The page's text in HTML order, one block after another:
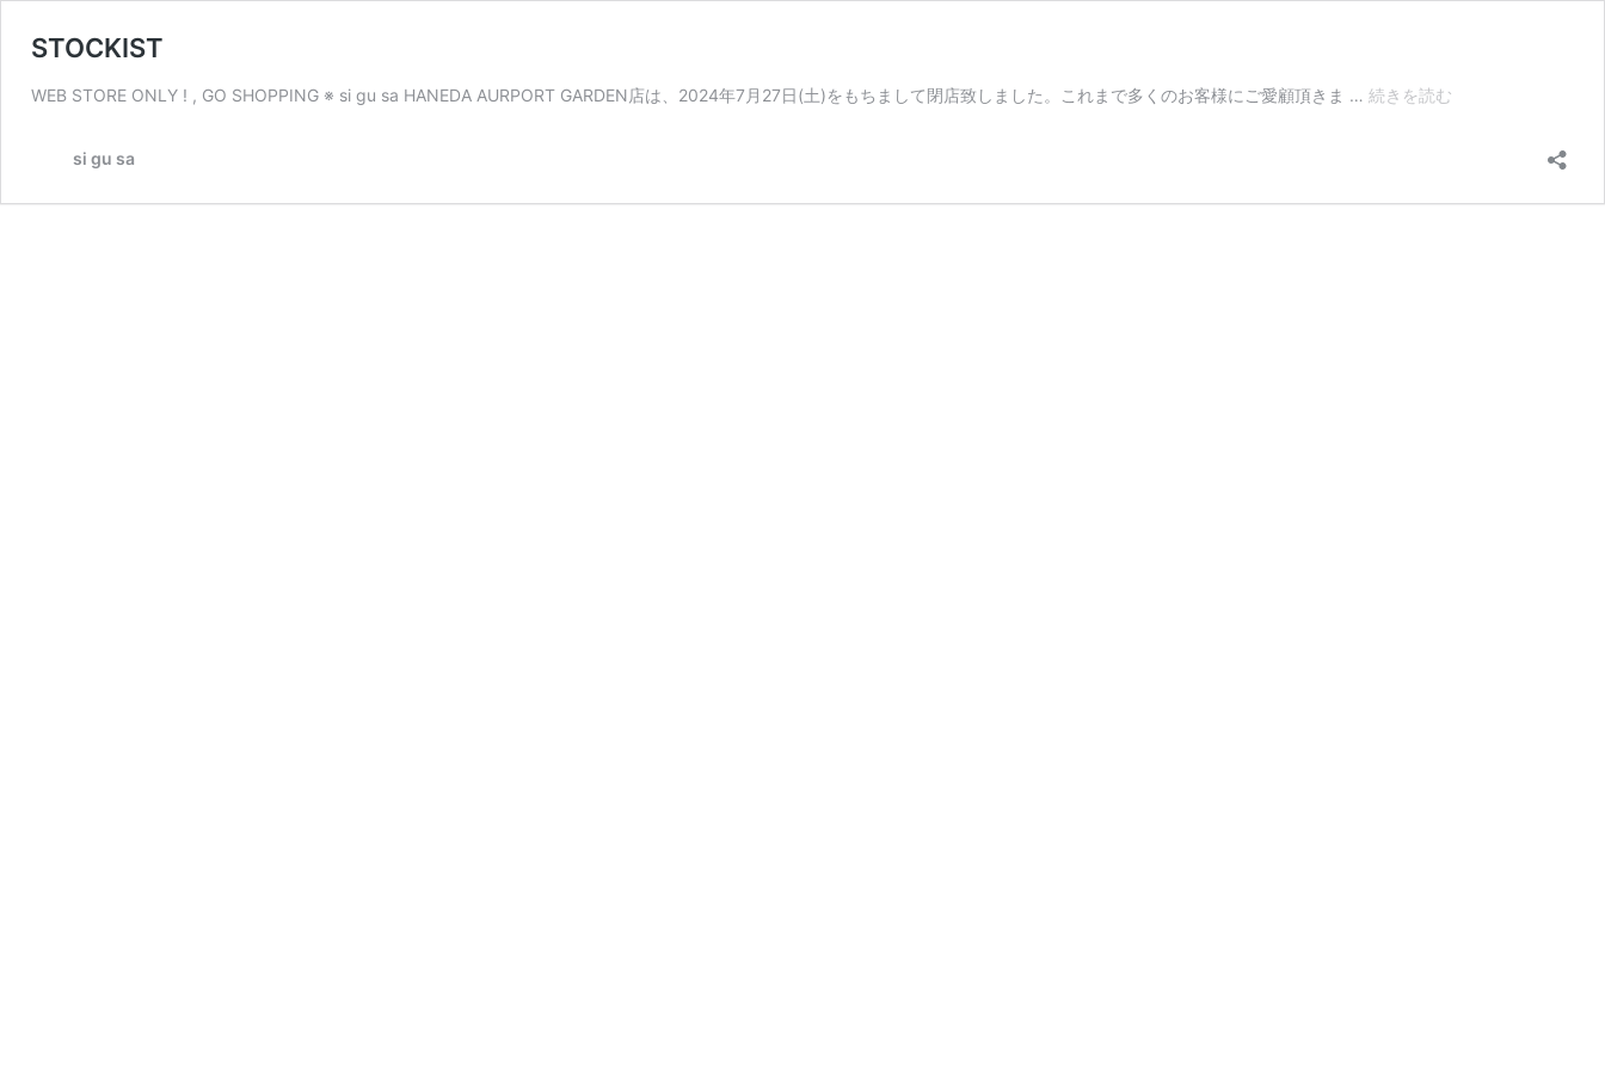
STOCKIST
WEB STORE ONLY ! , GO SHOPPING ※ si gu sa HANEDA AURPORT GARDEN店は、2024年7月27日(土)をもちまして閉店致しました。これまで多くのお客様にご愛顧頂きま … 続きを読む
si gu sa